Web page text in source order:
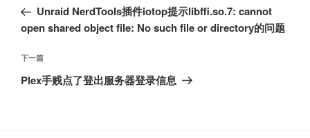
导
航
一
篇
章
Unraid NerdTools插件iotop提示libffi.so.7: cannot
open shared object file: No such file or directory的问题
下
一
下一篇
Plex手贱点了登出服务器登录信息